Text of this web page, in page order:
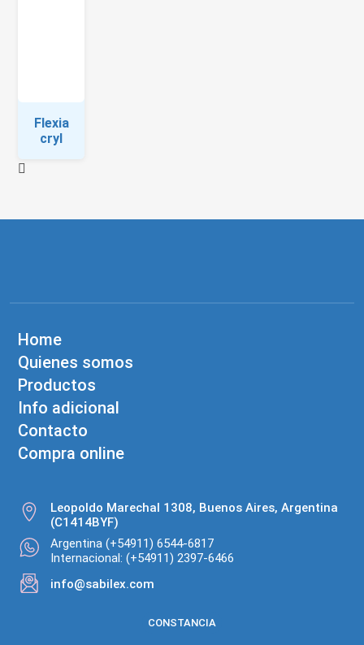
Flexia
cryl
Home
Quienes somos
Productos
Info adicional
Contacto
Compra online
Leopoldo Marechal 1308, Buenos Aires, Argentina
(C1414BYF)
Argentina (+54911) 6544-6817
Internacional: (+54911) 2397-6466
info@sabilex.com
CONSTANCIA